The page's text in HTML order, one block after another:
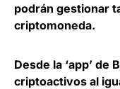
podrán gestionar
criptomoneda.
Desde la ‘app’ de
criptoactivos al